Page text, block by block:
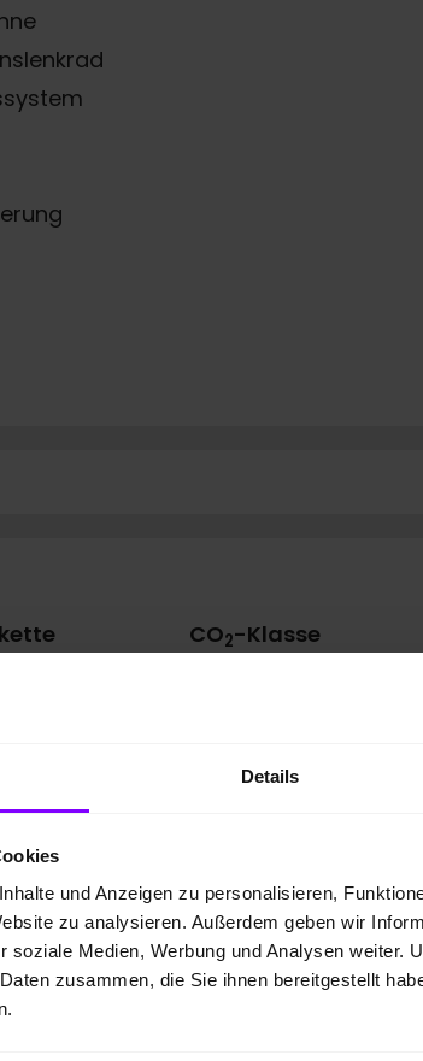
Details
und Anzeigen zu personalisieren,
zu analysieren. Außerdem geben wir
soziale Medien, Werbung und Analysen weiter.
zusammen, die Sie ihnen bereitgestellt
CO2-Klasse